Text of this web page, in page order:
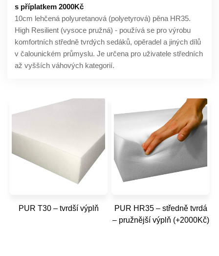
s příplatkem 2000Kč
10cm lehčená polyuretanová (polyetyrová) pěna HR35.
High Resilient (vysoce pružná) - používá se pro výrobu
komfortních středně tvrdých sedáků, opěradel a jiných dílů
v čalounickém průmyslu. Je určena pro uživatele středních
až vyšších váhových kategorií.
PUR T30 – tvrdší výplň
PUR HR35 – středně tvrdá
– pružnější výplň (+2000Kč)